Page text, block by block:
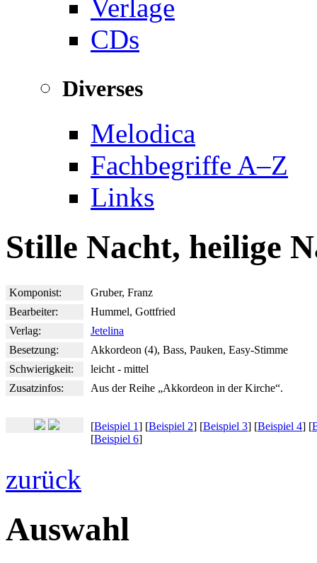
Verlage
CDs
Diverses
Melodica
Fachbegriffe A–Z
Links
Stille Nacht, heilige
Komponist:
Gruber, Franz
Bearbeiter:
Hummel, Gottfried
Verlag:
Jetelina
Besetzung:
Akkordeon (4), Bass, Pauken, Easy-Stimme
Schwierigkeit:
leicht - mittel
Zusatzinfos:
Aus der Reihe „Akkordeon in der Kirche“.
[Beispiel 1] [Beispiel 2] [Beispiel 3] [Beispiel 4] [
[Beispiel 6]
zurück
Auswahl